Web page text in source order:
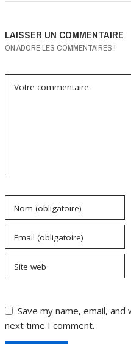
LAISSER UN COMMENTAIRE
ON ADORE LES COMMENTAIRES !
Votre commentaire
Nom (obligatoire)
Email (obligatoire)
Site web
Save my name, email,
next time I comment.